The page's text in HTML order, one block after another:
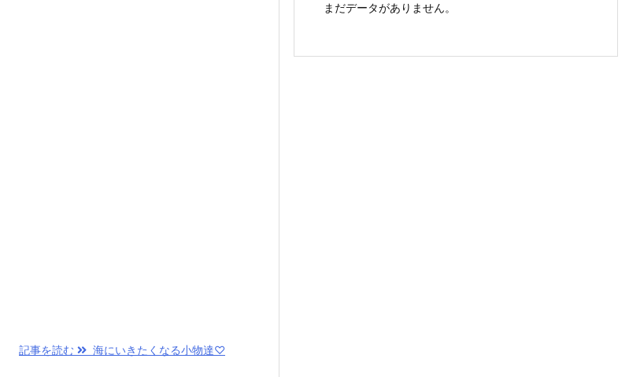
記事を読む 海にいきたくなる小物達♡
まだデータがありません。